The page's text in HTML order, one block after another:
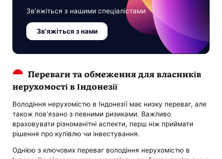
Зв’яжіться з нашими спеціалістами
Зв'яжіться з нами
Переваги та обмеження для власників
нерухомості в Індонезії
Володіння нерухомістю в Індонезії має низку переваг, але
також пов'язано з певними ризиками. Важливо
враховувати різноманітні аспекти, перш ніж приймати
рішення про купівлю чи інвестування.
Однією з ключових переваг володіння нерухомістю в